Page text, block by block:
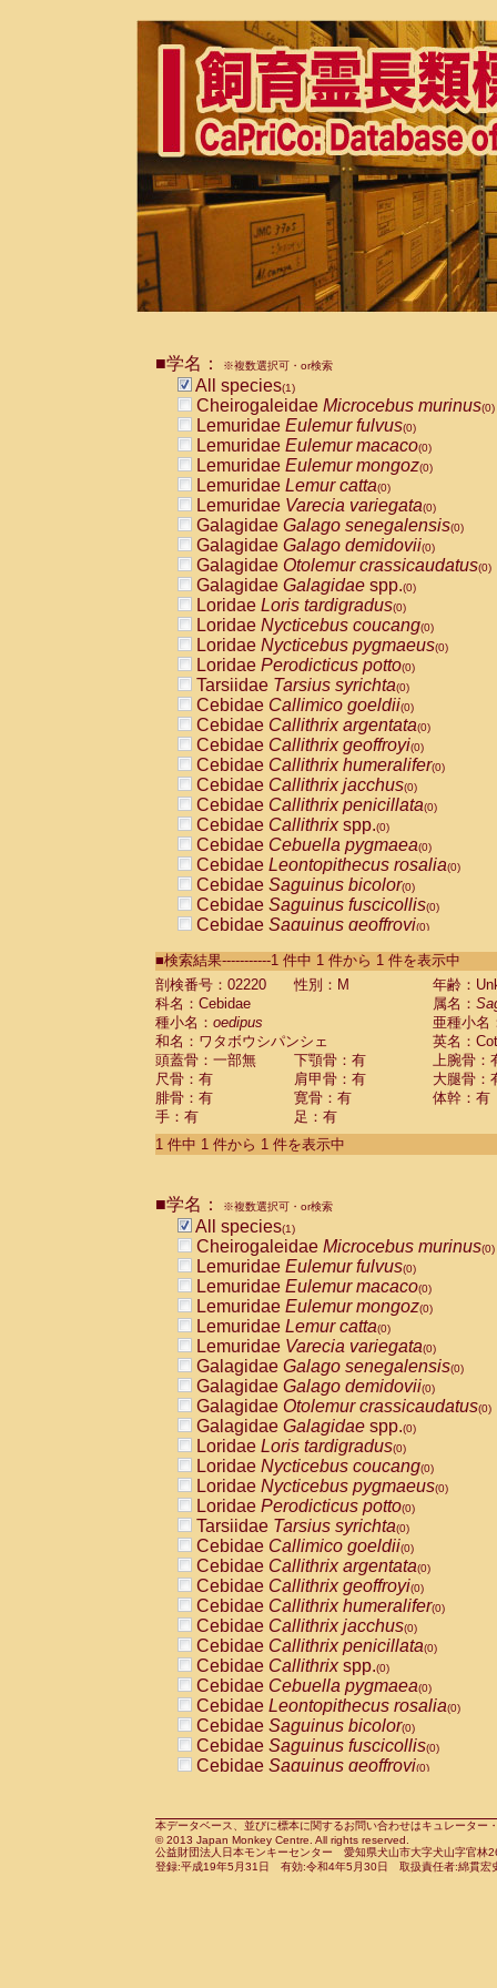
■学名： ※複数選択可・or検索
All species(1)
Cheirogaleidae Microcebus murinus(0)
Lemuridae Eulemur fulvus(0)
Lemuridae Eulemur macaco(0)
Lemuridae Eulemur mongoz(0)
Lemuridae Lemur catta(0)
Lemuridae Varecia variegata(0)
Galagidae Galago senegalensis(0)
Galagidae Galago demidovii(0)
Galagidae Otolemur crassicaudatus(0)
Galagidae Galagidae spp.(0)
Loridae Loris tardigradus(0)
Loridae Nycticebus coucang(0)
Loridae Nycticebus pygmaeus(0)
Loridae Perodicticus potto(0)
Tarsiidae Tarsius syrichta(0)
Cebidae Callimico goeldii(0)
Cebidae Callithrix argentata(0)
Cebidae Callithrix geoffroyi(0)
Cebidae Callithrix humeralifer(0)
Cebidae Callithrix jacchus(0)
Cebidae Callithrix penicillata(0)
Cebidae Callithrixspp.(0)
Cebidae Cebuella pygmaea(0)
Cebidae Leontopithecus rosalia(0)
Cebidae Saguinus bicolor(0)
Cebidae Saguinus fuscicollis(0)
Cebidae Saguinus geoffroyi(0)
CebidaeSaguinus labiatus(0)
Cebidae Saguinus leucopus (0)
Cebidae
Cebidae
CebidaeSaguinus nigricollis (0)
Cebidae Saguinus oedipus
Cebidae Saguinus weddelli
Cebidae Saguinusspp.
Cebidae Aotus trivirgatus
Cebidae Cebus albifrons
CebidaeCebus nigrivittatus
CebidaeCebus
CebidaeSaimiri boliviensis(0)
CebidaeSaimiri sciureus(0)
AtelidaeAlouatta caraya(0)
AtelidaeAlouatta fusca(0)
AtelidaeAlouatta seniculus
AtelidaeAlouattaspp.(0)
AtelidaeAteles belzebuth(0)
AtelidaeAteles geoffroyi(0)
AtelidaeAteles paniscus(0)
AtelidaeAtelesspp.(0)
Atelidae Lagothrix lagothricha
AtelidaeLagothrix lagothricha cana
PitheciidaeCacajao calvus
PitheciidaeCallicebus cupreus
PitheciidaeCallicebus donacophilus
PitheciidaeCallicebus moloch
PitheciidaeCallicebus torquatus
PitheciidaeCallicebusspp.(0)
PitheciidaeChiropotes satanas(0)
PitheciidaePithecia monachus
PitheciidaePithecia pithecia(0)
CercopithecidaeCercocebus agilis
CercopithecidaeCercocebus
CercopithecidaeCercocebus
CercopithecidaeCercocebus
CercopithecidaeCercocebus
CercopithecidaeCercocebushybrid
CercopithecidaePapio anubis(0)
CercopithecidaePapio cynocephalus
CercopithecidaePapio hamadryas(0)
■検索結果-----------1 件中 1 件から 1 件を表示中
剖検番号：02220
性別：M
年齢：
科名：Cebidae
属名：
種小名： oedipus
亜種小名
和名：ワタボウシパンシェ
英名：
頭蓋骨：一部無
下顎骨：有
上腕骨：
尺骨：有
肩甲骨：有
大腿骨：
腓骨：有
寛骨：有
体幹：有
手：有
足：有
1 件中 1 件から 1 件を表示中
■学名： ※複数選択可・or検索
All species(1)
Cheirogaleidae Microcebus murinus(0)
Lemuridae Eulemur fulvus(0)
Lemuridae Eulemur macaco(0)
Lemuridae Eulemur mongoz(0)
Lemuridae Lemur catta(0)
Lemuridae Varecia variegata(0)
Galagidae Galago senegalensis(0)
Galagidae Galago demidovii(0)
Galagidae Otolemur crassicaudatus(0)
Galagidae Galagidae spp.(0)
Loridae Loris tardigradus(0)
Loridae Nycticebus coucang(0)
Loridae Nycticebus pygmaeus(0)
Loridae Perodicticus potto(0)
Tarsiidae Tarsius syrichta(0)
Cebidae Callimico goeldii(0)
Cebidae Callithrix argentata(0)
Cebidae Callithrix geoffroyi(0)
Cebidae Callithrix humeralifer(0)
Cebidae Callithrix jacchus(0)
Cebidae Callithrix penicillata(0)
Cebidae Callithrixspp.(0)
Cebidae Cebuella pygmaea(0)
Cebidae Leontopithecus rosalia(0)
Cebidae Saguinus bicolor(0)
Cebidae Saguinus fuscicollis(0)
Cebidae Saguinus geoffroyi(0)
CebidaeSaguinus leucopus(0)
CebidaeSaguinus midas(0)
Cebidae Saguinus mystax(0)
本データベース、並びに標本に関するお問い合わせはキュレータ
© 2013 Japan Monkey Centre. All rights reserved.
公益財団法人日本モンキーセンター 愛知県犬山市大字犬山字官
登録:平成19年5月31日 有効:令和4年5月30日 取扱責任者:綿貫宏